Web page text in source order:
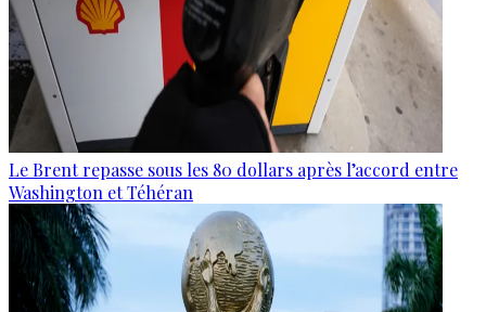
Le Brent repasse sous les 80 dollars après l’accord entre
Washington et Téhéran